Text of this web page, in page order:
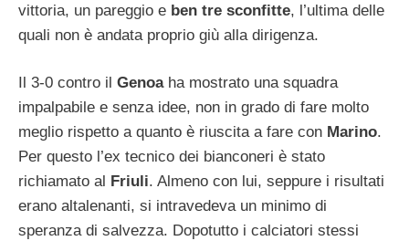
vittoria, un pareggio e ben tre sconfitte, l’ultima delle
quali non è andata proprio giù alla dirigenza.
Il 3-0 contro il Genoa ha mostrato una squadra
impalpabile e senza idee, non in grado di fare molto
meglio rispetto a quanto è riuscita a fare con Marino.
Per questo l’ex tecnico dei bianconeri è stato
richiamato al Friuli. Almeno con lui, seppure i risultati
erano altalenanti, si intravedeva un minimo di
speranza di salvezza. Dopotutto i calciatori stessi